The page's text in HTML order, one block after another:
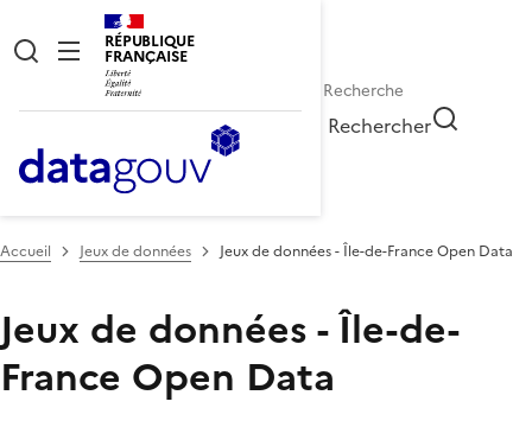
RÉPUBLIQUE
FRANÇAISE
Rechercher
Accueil Jeux de données Jeux de données - Île-de-France Open Data
Jeux de données - Île-de-
France Open Data